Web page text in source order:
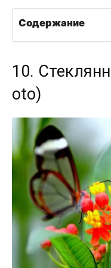
Содержание
10.
oto)